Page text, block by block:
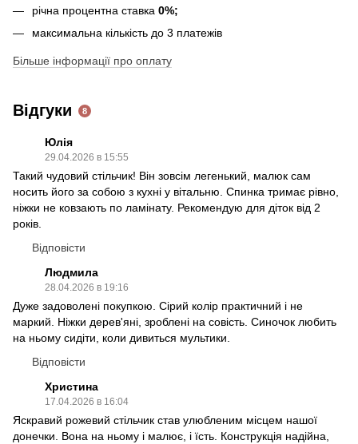
річна процентна ставка 0%;
максимальна кількість до 3 платежів
Більше інформації про оплату
Відгуки 8
Юлія
29.04.2026 в 15:55
Такий чудовий стільчик! Він зовсім легенький, малюк сам
носить його за собою з кухні у вітальню. Спинка тримає рівно,
ніжки не ковзають по ламінату. Рекомендую для діток від 2
років.
Відповісти
Людмила
28.04.2026 в 19:16
Дуже задоволені покупкою. Сірий колір практичний і не
маркий. Ніжки дерев'яні, зроблені на совість. Синочок любить
на ньому сидіти, коли дивиться мультики.
Відповісти
Христина
17.04.2026 в 16:04
Яскравий рожевий стільчик став улюбленим місцем нашої
донечки. Вона на ньому і малює, і їсть. Конструкція надійна,